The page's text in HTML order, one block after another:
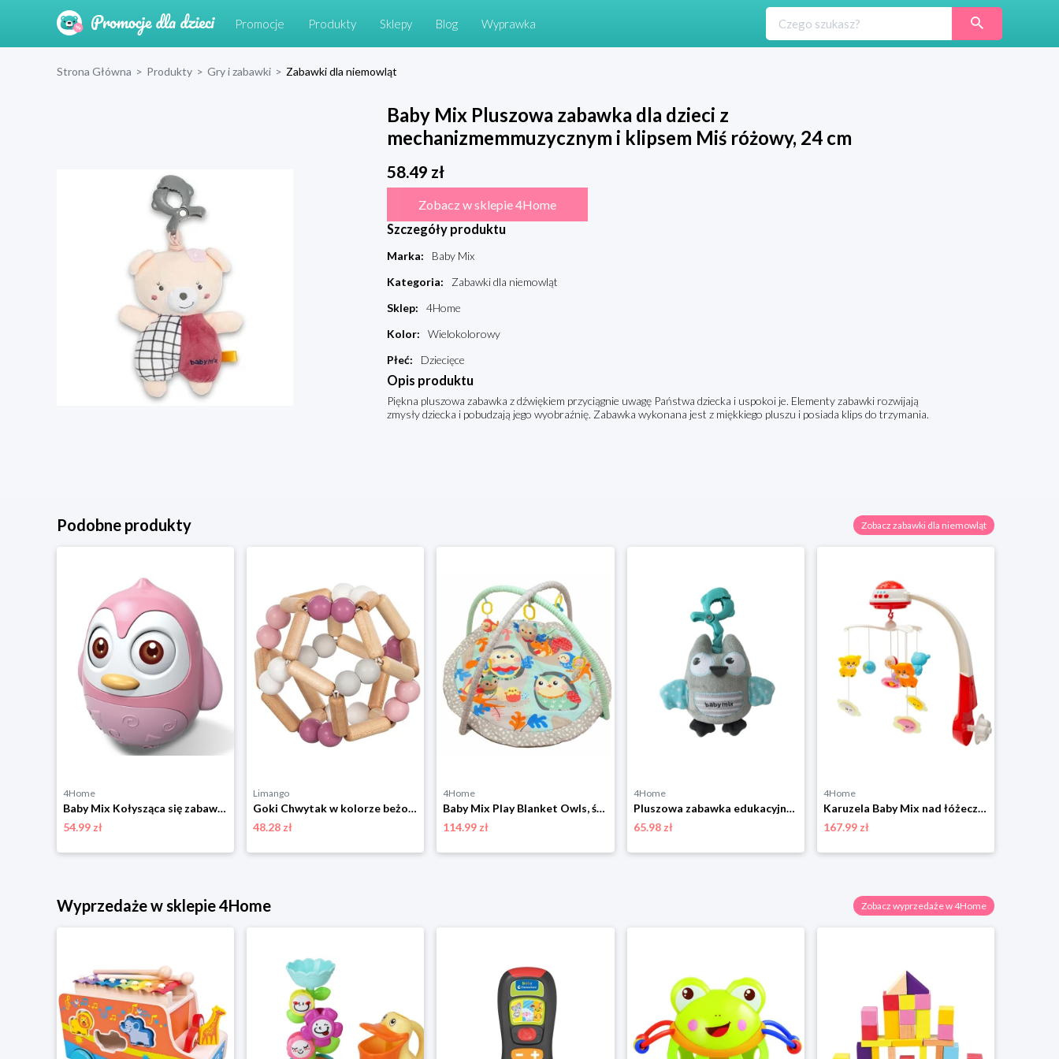
Promocje Produkty Sklepy Blog Wyprawka
Strona Główna > Produkty > Gry i zabawki > Zabawki dla niemowląt
Baby Mix Pluszowa zabawka dla dzieci z
mechanizmemmuzycznym i klipsem Miś różowy, 24 cm
58.49 zł
Zobacz w sklepie 4Home
Szczegóły produktu
Marka:
Baby Mix
Kategoria:
Zabawki dla niemowląt
Sklep:
4Home
Kolor:
Wielokolorowy
Płeć: Dziecięce
Opis produktu
Piękna pluszowa zabawka z dźwiękiem przyciągnie uwagę Państwa dziecka i uspokoi je. Elementy zabawki rozwijają
zmysły dziecka i pobudzają jego wyobraźnię. Zabawka wykonana jest z miękkiego pluszu i posiada klips do trzymania.
Podobne produkty Zobacz zabawki dla niemowląt
4Home
Baby Mix Kołysząca się zabawka pingwin różowy, 14 cm
54.99 zł
Limango
Goki Chwytak w kolorze beżowo-jasnoróżowym - 0+ rozmiar: onesize
48.28 zł
4Home
Baby Mix Play Blanket Owls, średnica 89 cm
114.99 zł
4Home
Pluszowa zabawka edukacyjna Baby Mix z klipsem Sowa, zielona
65.98 zł
4Home
Karuzela Baby Mix nad łóżeczko z projektorem świetlnym, czerwona
167.99 zł
Wyprzedaże w sklepie 4Home Zobacz wyprzedaże w 4Home